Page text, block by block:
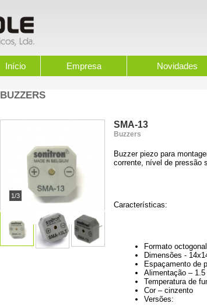
Início Empresa Novidades
BUZZERS
1/3
SMA-13
Buzzers
Buzzer piezo para
corrente, nível de pressão
Características:
Formato octogonal
Dimensões -
Espaçamento de
Alimentação –
Temperatura de
Cor – cinzento
Versões: